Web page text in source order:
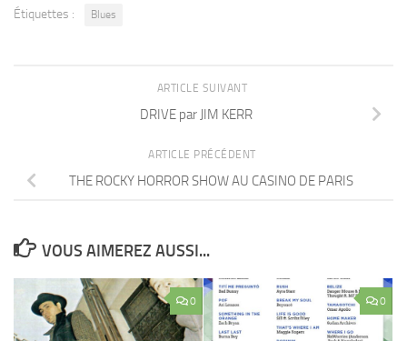
Étiquettes : Blues
ARTICLE SUIVANT
DRIVE par JIM KERR
ARTICLE PRÉCÉDENT
THE ROCKY HORROR SHOW AU CASINO DE PARIS
VOUS AIMEREZ AUSSI...
0 0